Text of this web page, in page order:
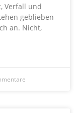
Verfall und
geblieben
an. Nicht,